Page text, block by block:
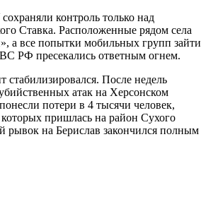
контроль только над
Ставка. Расположенные рядом села
а все попытки мобильных групп зайти
РФ пресекались ответным огнем.
стабилизировался. После недель
атак на Херсонском
потери в 4 тысячи человек,
которых пришлась на район Сухого
рывок на Берислав закончился полным